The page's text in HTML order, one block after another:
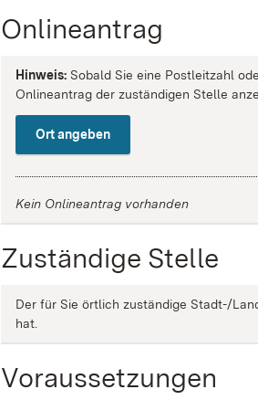
Onlineantrag
Hinweis: Sobald Sie eine Postleitzahl
Onlineantrag der zuständigen Stelle
Ort angeben
Kein Onlineantrag vorhanden
Zuständige Stelle
Der für Sie örtlich zuständige Stadt-/
hat.
Voraussetzungen